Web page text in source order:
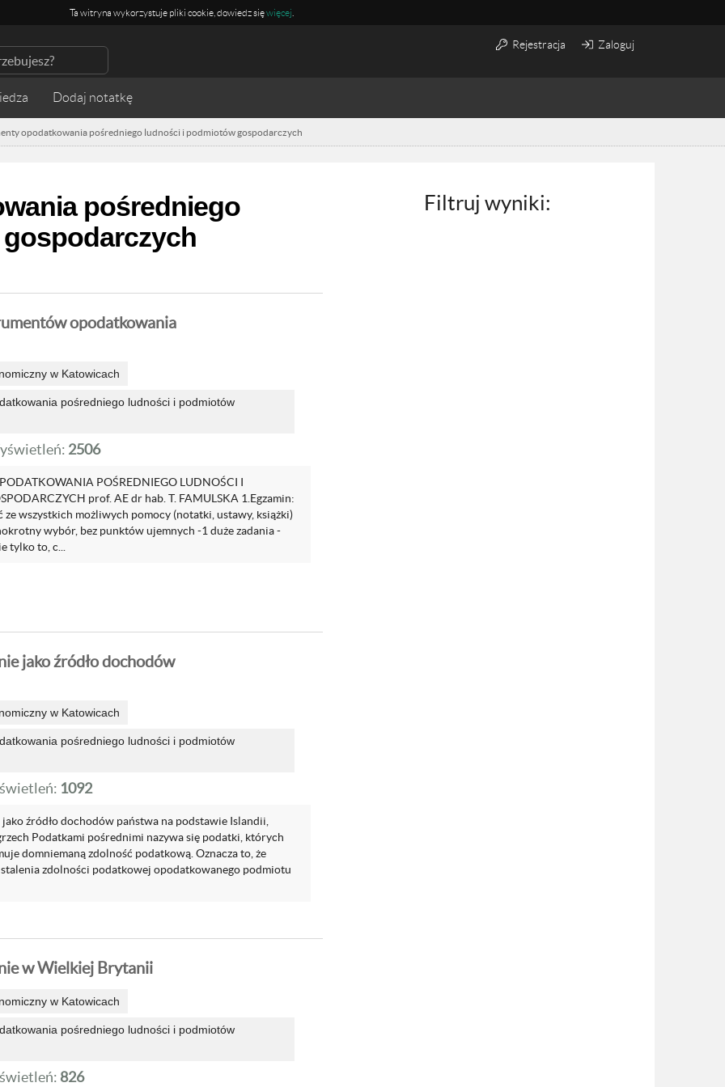
Ta witryna wykorzystuje pliki cookie, dowiedz sięwięcej
Rejestracja Zaloguj
opodatkowania pośredniego ludności i podmiotów gospodarczych
pośredniego
opodatkowania
w Katowicach
pośredniego ludności i podmiotów
2506
POŚREDNIEGO LUDNOŚCI I
prof. AE dr hab. T. FAMULSKA 1.Egzamin:
ze wszystkich możliwych pomocy (notatki, ustawy, książki)
wybór, bez punktów ujemnych -1 duże zadania -
tylko to, c...
jako źródło dochodów
w Katowicach
pośredniego ludności i podmiotów
1092
źródło dochodów państwa na podstawie Islandii,
Podatkami pośrednimi nazywa się podatki, których
domniemaną zdolność podatkową. Oznacza to, że
zdolności podatkowej opodatkowanego podmiotu
w Wielkiej Brytanii
w Katowicach
pośredniego ludności i podmiotów
826
Filtruj wyniki: